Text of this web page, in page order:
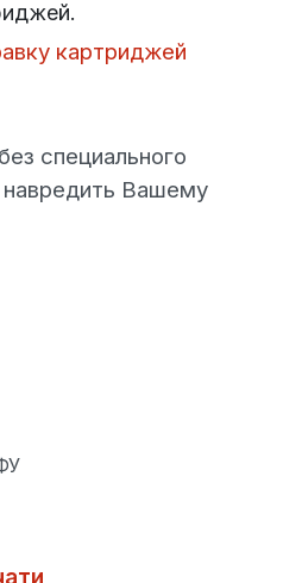
картриджей
специального
Вашему